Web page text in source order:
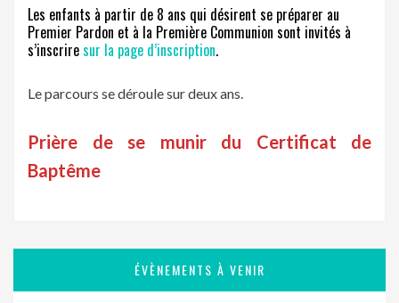
Les enfants à partir de 8 ans qui désirent se préparer au
Premier Pardon et à la Première Communion sont invités à
s’inscriresur la page d’inscription.
Le parcours se déroule sur deux ans.
Prière de se munir du Certificat de
Baptême
ÉVÈNEMENTS À VENIR